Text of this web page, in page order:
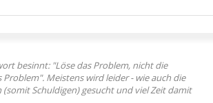
besinnt: "Löse das Problem, nicht die
Meistens wird leider - wie auch die
Schuldigen) gesucht und viel Zeit damit